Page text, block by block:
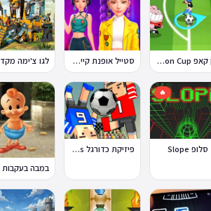
טון קאפ Toon Cup סטייל אופנת קיי-פופ
🔥
סלופ Slope
פיזיקת כדורגל Soccer Physics